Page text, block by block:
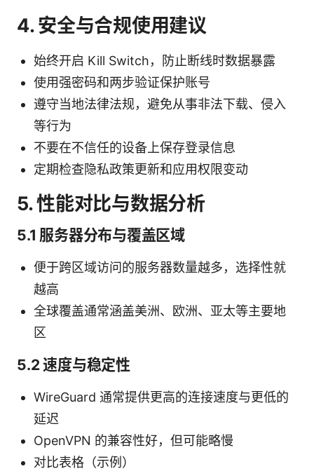
4. 安全与合规使用建议
始终开启 Kill Switch，防止断线时数据暴露
使用强密码和两步验证保护账号
遵守当地法律法规，避免从事非法下载、侵入
等行为
不要在不信任的设备上保存登录信息
定期检查隐私政策更新和应用权限变动
5. 性能对比与数据分析
5.1 服务器分布与覆盖区域
便于跨区域访问的服务器数量越多，选择性就
越高
全球覆盖通常涵盖美洲、欧洲、亚太等主要地
区
5.2 速度与稳定性
WireGuard 通常提供更高的连接速度与更低的
延迟
OpenVPN 的兼容性好，但可能略慢
对比表格（示例）